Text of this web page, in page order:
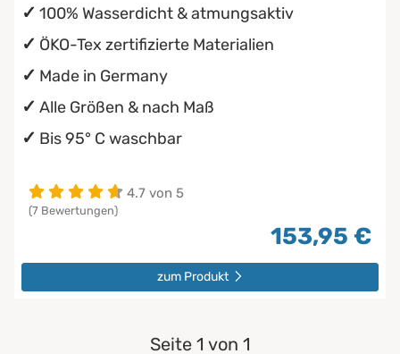
100% Wasserdicht & atmungsaktiv
ÖKO-Tex zertifizierte Materialien
Made in Germany
Alle Größen & nach Maß
Bis 95° C waschbar
4.7 von 5
(7 Bewertungen)
153,95 €
zum Produkt
Seite 1 von 1